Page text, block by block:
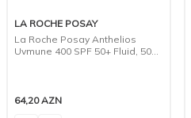
LA ROCHE POSAY
La Roche Posay Anthelios
Uvmune 400 SPF 50+ Fluid, 50
64,20AZN